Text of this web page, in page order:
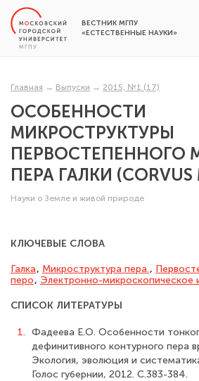
ВЕСТНИК МГПУ
«ЕСТЕСТВЕННЫЕ НАУКИ»
Главная → Выпуски → 2015, №1 (17)
ОСОБЕННОСТИ
МИКРОСТРУКТУРЫ
ПЕРВОСТЕПЕННОГО
ПЕРА ГАЛКИ (CORVUS
Науки о Земле и живой природе
КЛЮЧЕВЫЕ СЛОВА
Галка, Микроструктура пера.,
перо, Электронно-микроскопическое
СПИСОК ЛИТЕРАТУРЫ
1. Фадеева Е.О. Особенности
дефинитивного контурного пера
Экология, эволюция и
Голос губернии, 2012. С.383-384.